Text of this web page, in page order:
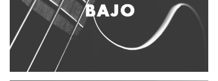
Instalaciones
Cámara, computadora y celular
Pedestales y soportes
Accesorios
Cables